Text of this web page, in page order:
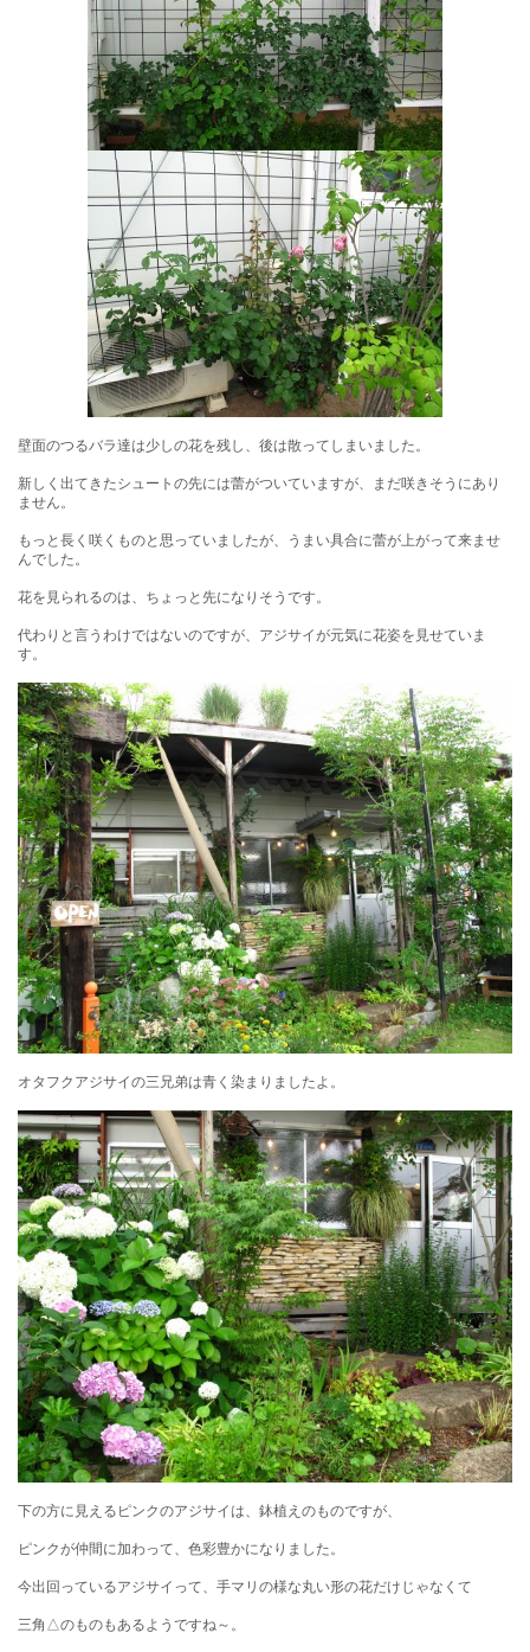
壁面のつるバラ達は少しの花を残し、後は散ってしまいました。
新しく出てきたシュートの先には蕾がついていますが、まだ咲きそうにあり
ません。
もっと長く咲くものと思っていましたが、うまい具合に蕾が上がって来ませ
んでした。
花を見られるのは、ちょっと先になりそうです。
代わりと言うわけではないのですが、アジサイが元気に花姿を見せていま
す。
オタフクアジサイの三兄弟は青く染まりましたよ。
下の方に見えるピンクのアジサイは、鉢植えのものですが、
ピンクが仲間に加わって、色彩豊かになりました。
今出回っているアジサイって、手マリの様な丸い形の花だけじゃなくて
三角△のものもあるようですね～。